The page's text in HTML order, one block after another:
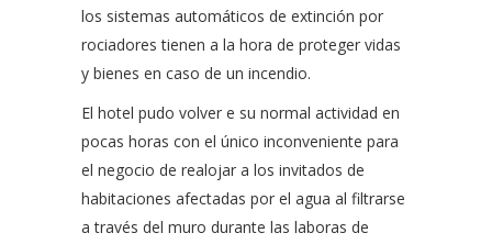
los sistemas automáticos de extinción por
rociadores tienen a la hora de proteger vidas
y bienes en caso de un incendio.
El hotel pudo volver e su normal actividad en
pocas horas con el único inconveniente para
el negocio de realojar a los invitados de
habitaciones afectadas por el agua al filtrarse
a través del muro durante las laboras de